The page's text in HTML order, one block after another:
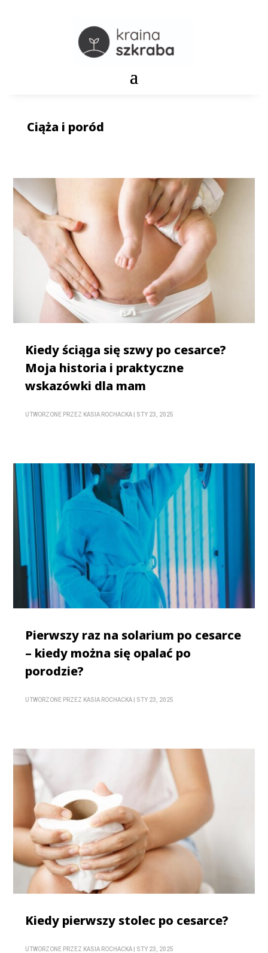
Ciąża i poród
Kiedy ściąga się szwy po cesarce?
Moja historia i praktyczne
wskazówki dla mam
UTWORZONE PRZEZ KASIA ROCHACKA STY 23, 2025
Pierwszy raz na solarium po cesarce
– kiedy można się opalać po
porodzie?
UTWORZONE PRZEZ KASIA ROCHACKA STY 23, 2025
Kiedy pierwszy stolec po cesarce?
UTWORZONE PRZEZ KASIA ROCHACKA STY 23, 2025